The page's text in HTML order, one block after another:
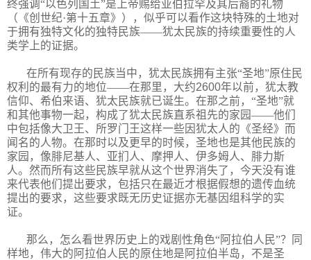
终强调“以色列国土”是上帝赐给亚伯拉罕及其后裔的礼物
（《创世纪·第十五章》），似乎可以看作这块特殊的土地对
于拥有独特文化的独特民族——犹太民族的持续重要性的人
类学上的证据。
在所有现存的民族当中，犹太民族拥有主张“圣地”原住民
权利的最有力的地位——在那里，大约2600年以前，犹太教
信仰、希伯来语、犹太民族就已诞生。在那之前，“圣地”就
和其他事物一起，构成了犹太民族直系祖先的家园——他们
中包括像大卫王、所罗门王这样一些因犹太人的《圣经》而
闻名的人物。在那时以及更早的时候，圣地也是其他民族的
家园，像腓尼基人、亚扪人、摩押人、伊多姆人、腓力斯
人。然而所有这些民族早就从这个世界消失了，今天没有谁
来代表他们提出要求，包括只在最近才根据假想的遗传血统
提出的要求，这些要求既无历史证据亦无基因组科学的实
证。
那么，怎么看世界历史上的戏剧性角色“阿拉伯人民”？同
样地，伟大的阿拉伯人民的原住地是阿拉伯半岛，不是圣